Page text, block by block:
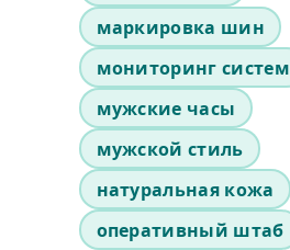
маркировка шин
мониторинг систем
мужские часы
мужской стиль
натуральная кожа
оперативный штаб